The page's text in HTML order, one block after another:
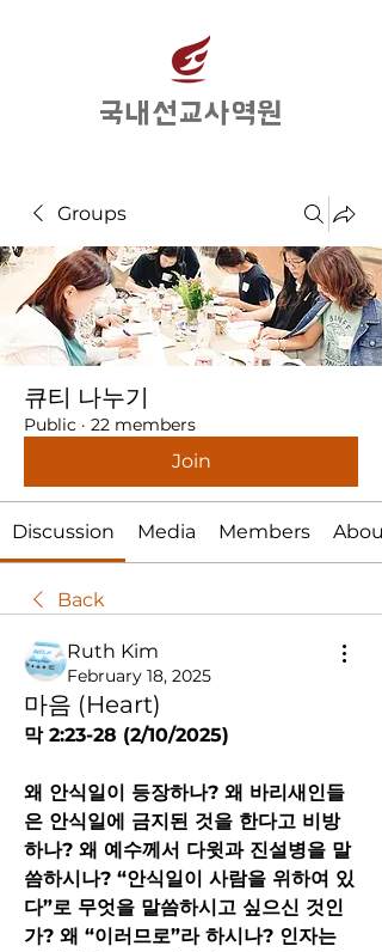
​국내선교사역원
Groups
큐티 나누기
Public · 22 members
Join
Discussion Media Members About
Back
Ruth Kim
February 18, 2025
마음 (Heart)
막 2:23-28 (2/10/2025)
왜 안식일이 등장하나? 왜 바리새인들
은 안식일에 금지된 것을 한다고 비방
하나? 왜 예수께서 다윗과 진설병을 말
씀하시나? “안식일이 사람을 위하여 있
다”로 무엇을 말씀하시고 싶으신 것인
가? 왜 “이러므로”라 하시나? 인자는